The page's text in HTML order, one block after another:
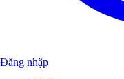
Đăng nhập